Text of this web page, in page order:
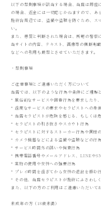
以下の禁則事項が該当する場合、当店は即座
の場合、返金には一切応じかねますので、あ
施術台周辺では、盗撮や盗聴を防ぐため、ス
い。
また、悪質と判断された場合は、所轄の警察
当サイトの内容、テキスト、画像等の無断転
などへの引用も厳禁とさせていただきます。
・禁則事項
ご注意事項とご遠慮いただく方について
当店では、以下のような行為や条件にご理解
* 風俗的なサービスや回春行為を要求したり
* 過度なサービスの要求やセラピストへの身
* 当店セラピストが危険を感じる、もしくは
* セラピストの引き抜きやスカウト行為
* セラピストに対するストーカー行為や同様
* カメラ機器などによる盗撮や盗聴などの行為
* サービス時間外の誘いや拘束行為
* 携帯電話番号やメールアドレス、LINEや
* 薬物の使用や女性への強要行為
* プレイ時間を過ぎてから女性の退出を拒む
* その他、当店セラピストが施術にふさわし
また、以下の方のご利用はご遠慮いただいてお
未成年の方（18歳未満）